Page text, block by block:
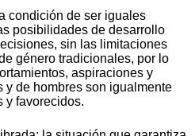
condición de ser iguales
posibilidades de desarrollo
sin las limitaciones
género tradicionales, por lo
aspiraciones y
y de hombres son igualmente
y favorecidos.